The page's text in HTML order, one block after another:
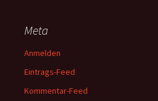
Meta
Anmelden
Eintrags-Feed
Kommentar-Feed